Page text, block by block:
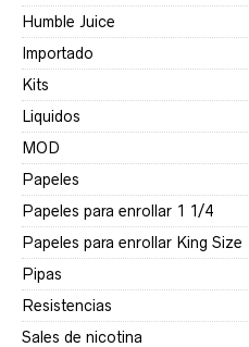
Humble Juice
Importado
Kits
Liquidos
MOD
Papeles
Papeles para enrollar 1 1/4
Papeles para enrollar King Size
Pipas
Resistencias
Sales de nicotina